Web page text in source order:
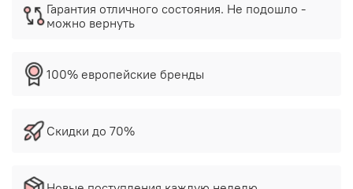
Гарантия отличного состояния. Не подошло -
можно вернуть
100% европейские бренды
Скидки до 70%